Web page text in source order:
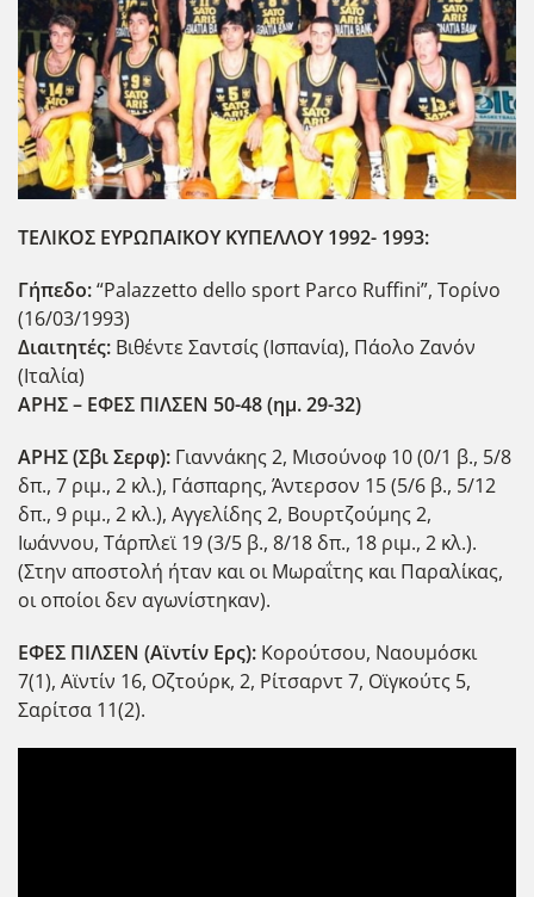
ΤΕΛΙΚΟΣ ΕΥΡΩΠΑΪΚΟΥ ΚΥΠΕΛΛΟΥ1992- 1993:
Γήπεδο:“Palazzetto dello sport Parco Ruffini”, Τορίνο
(16/03/1993)
Διαιτητές: Βιθέντε Σαντσίς (Ισπανία), Πάολο Ζανόν
(Ιταλία)
ΑΡΗΣ– ΕΦΕΣ ΠΙΛΣΕΝ 50-48 (ημ. 29-32)
ΑΡΗΣ(ΣβιΣερφ): Γιαννάκης 2, Μισούνοφ 10 (0/1 β., 5/8
δπ., 7 ριμ., 2 κλ.), Γάσπαρης, Άντερσον 15 (5/6 β., 5/12
δπ., 9 ριμ., 2 κλ.), Αγγελίδης 2, Βουρτζούμης 2,
Ιωάννου, Τάρπλεϊ 19 (3/5 β., 8/18 δπ., 18 ριμ., 2 κλ.).
(Στην αποστολή ήταν και οι Μωραΐτης και Παραλίκας,
οι οποίοι δεν αγωνίστηκαν).
ΕΦΕΣ ΠΙΛΣΕΝ (Αϊντίν Ερς): Κορούτσου, Ναουμόσκι
7(1), Αϊντίν 16, Οζτούρκ, 2, Ρίτσαρντ 7, Οϊγκούτς 5,
Σαρίτσα 11(2).